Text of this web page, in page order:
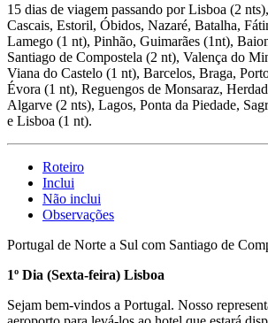
15 dias de viagem passando por Lisboa (2
Cascais, Estoril, Óbidos, Nazaré, Batalha,
Lamego (1 nt), Pinhão, Guimarães (1nt),
Santiago de Compostela (2 nt), Valença do
Viana do Castelo (1 nt), Barcelos, Braga,
Évora (1 nt), Reguengos de Monsaraz,
Algarve (2 nts), Lagos, Ponta da Piedade,
e Lisboa (1 nt).
Roteiro
Inclui
Não inclui
Observações
Portugal de Norte a Sul com Santiago de
1º Dia (Sexta-feira) Lisboa
Sejam bem-vindos a Portugal. Nosso